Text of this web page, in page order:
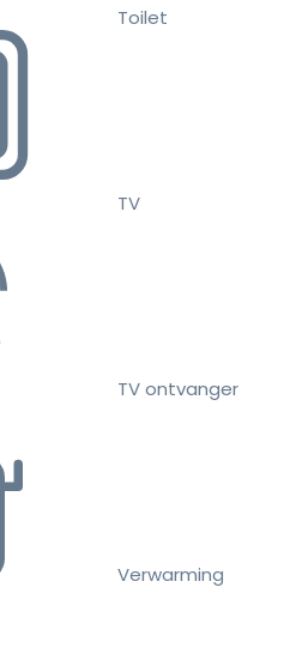
Toilet
TV
TV ontvanger
Verwarming